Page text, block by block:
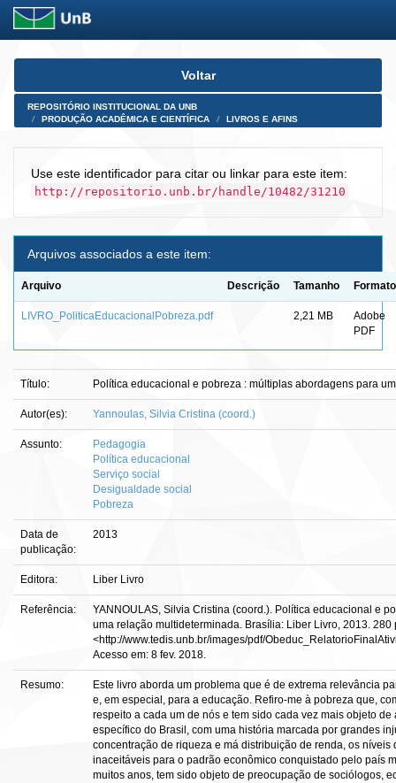
Skip
Voltar
REPOSITÓRIO INSTITUCIONAL DA UNB
PRODUÇÃO ACADÊMICA E CIENTÍFICA
LIVROS E AFINS
Use este identificador para citar ou linkar para este item:
http://repositorio.unb.br/handle/10482/31210
Arquivos associados a este item:
Arquivo Descrição Tamanho Formato
LIVRO_PoliticaEducacionalPobreza.pdf 2,21 MB
Adobe
PDF
Título: Política educacional e pobreza : múltiplas abordagens para
Autor(es): Yannoulas, Silvia Cristina (coord.)
Assunto:
Pedagogia
Política educacional
Serviço social
Desigualdade social
Pobreza
Data de
publicação:
2013
Editora: Liber Livro
Referência:
YANNOULAS, Silvia Cristina (coord.). Política educacional e
uma relação multideterminada. Brasília: Liber Livro, 2013. 280
<http://www.tedis.unb.br/images/pdf/
Acesso em: 8 fev. 2018.
Resumo:
Este livro aborda um problema que é de extrema relevância
e, em especial, para a educação. Refiro-me à pobreza que,
respeito a cada um de nós e tem sido cada vez mais objeto
específico do Brasil, com uma história marcada por grandes
concentração de riqueza e má distribuição de renda, os
inaceitáveis para o padrão econômico conquistado pelo país
muitos anos, tem sido objeto de preocupação de sociólogos,